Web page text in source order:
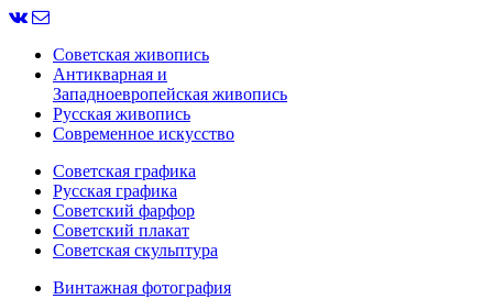
Советская живопись
Антикварная и
Западноевропейская живопись
Русская живопись
Современное искусство
Советская графика
Русская графика
Советский фарфор
Советский плакат
Советская скульптура
Винтажная фотография